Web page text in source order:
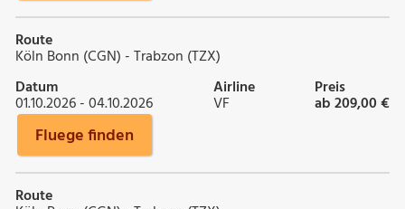
Route
Köln Bonn (CGN) - Trabzon (TZX)
Datum
01.10.2026 - 04.10.2026
Airline
VF
Preis
ab 209,00 €
Fluege finden
Route